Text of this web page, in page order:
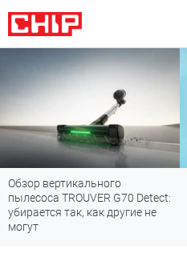
Обзор вертикального
пылесоса TROUVER G70 Detect:
убирается так, как другие не
могут